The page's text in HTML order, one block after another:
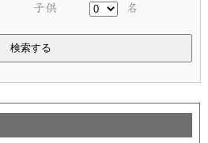
子供 名
検索する